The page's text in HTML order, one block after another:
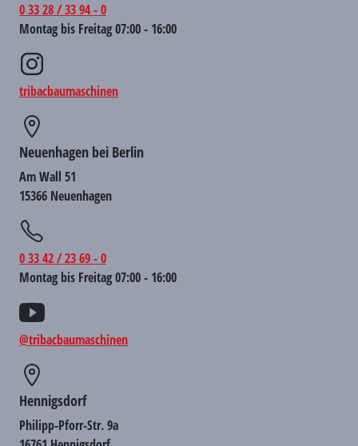
0 33 28 / 33 94 - 0
Montag bis Freitag 07:00 - 16:00
tribacbaumaschinen
Neuenhagen bei Berlin
Am Wall 51
15366 Neuenhagen
0 33 42 / 23 69 - 0
Montag bis Freitag 07:00 - 16:00
@tribacbaumaschinen
Hennigsdorf
Philipp-Pforr-Str. 9a